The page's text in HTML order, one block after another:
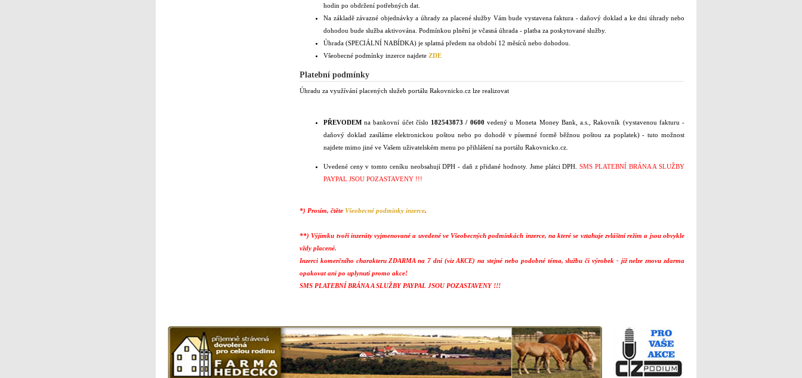
hodin po obdržení potřebných dat.
Na základě závazné objednávky a úhrady za placené služby Vám bude vystavena faktura - daňový doklad a ke dni úhrady nebo
dohodou bude služba aktivována. Podmínkou plnění je včasná úhrada - platba za poskytované služby.
Úhrada (SPECIÁLNÍ NABÍDKA) je splatná předem na období 12 měsíců nebo dohodou.
Všeobecné podmínky inzerce najdete ZDE
Platební podmínky
Úhradu za využívání placených služeb portálu Rakovnicko.cz lze realizovat
PŘEVODEMna bankovní účet číslo 182543873 / 0600 vedený u Moneta Money Bank, a.s., Rakovník (vystavenou fakturu -
daňový doklad zasíláme elektronickou poštou nebo po dohodě v písemné formě běžnou poštou za poplatek) - tuto možnost
najdete mimo jiné ve Vašem uživatelském menu po přihlášení na portálu Rakovnicko.cz.
Uvedené ceny v tomto ceníku neobsahují DPH - daň z přidané hodnoty. Jsme plátci DPH.SMS PLATEBNÍ BRÁNA A SLUŽBY
PAYPAL JSOU POZASTAVENY !!!
*) Prosím, čtěte Všeobecné podmínky inzerce.
**) Výjimku tvoří inzeráty vyjmenované a uvedené veVšeobecných podmínkách inzerce, na které se vztahuje zvláštní režim a jsou obvykle
vždy placené.
Inzerci komerčního charakteru ZDARMA na 7 dní (viz AKCE) na stejné nebo podobné téma, službu či výrobek - již nelze znovu zdarma
opakovat ani po uplynutí promo akce!
SMS PLATEBNÍ BRÁNA A SLUŽBY PAYPAL JSOU POZASTAVENY !!!